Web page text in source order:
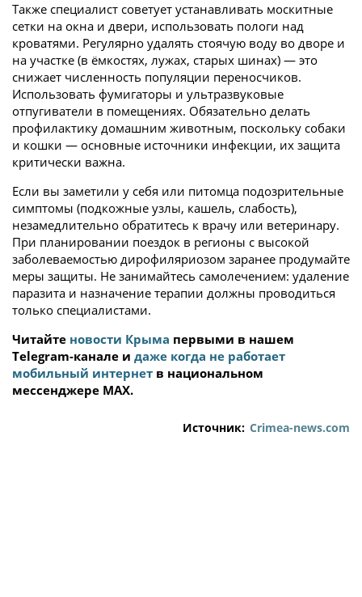
Также специалист советует устанавливать москитные
сетки на окна и двери, использовать пологи над
кроватями. Регулярно удалять стоячую воду во дворе и
на участке (в ёмкостях, лужах, старых шинах) — это
снижает численность популяции переносчиков.
Использовать фумигаторы и ультразвуковые
отпугиватели в помещениях. Обязательно делать
профилактику домашним животным, поскольку собаки
и кошки — основные источники инфекции, их защита
критически важна.
Если вы заметили у себя или питомца подозрительные
симптомы (подкожные узлы, кашель, слабость),
незамедлительно обратитесь к врачу или ветеринару.
При планировании поездок в регионы с высокой
заболеваемостью дирофиляриозом заранее продумайте
меры защиты. Не занимайтесь самолечением: удаление
паразита и назначение терапии должны проводиться
только специалистами.
Читайте новости Крыма первыми в нашем
Telegram-канале и даже когда не работает
мобильный интернет в национальном
мессенджере MAX.
Источник: Crimea-news.com